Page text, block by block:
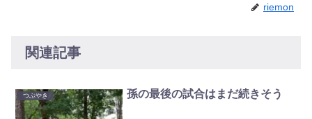
riemon
関連記事
つぶやき 孫の最後の試合はまだ続きそう